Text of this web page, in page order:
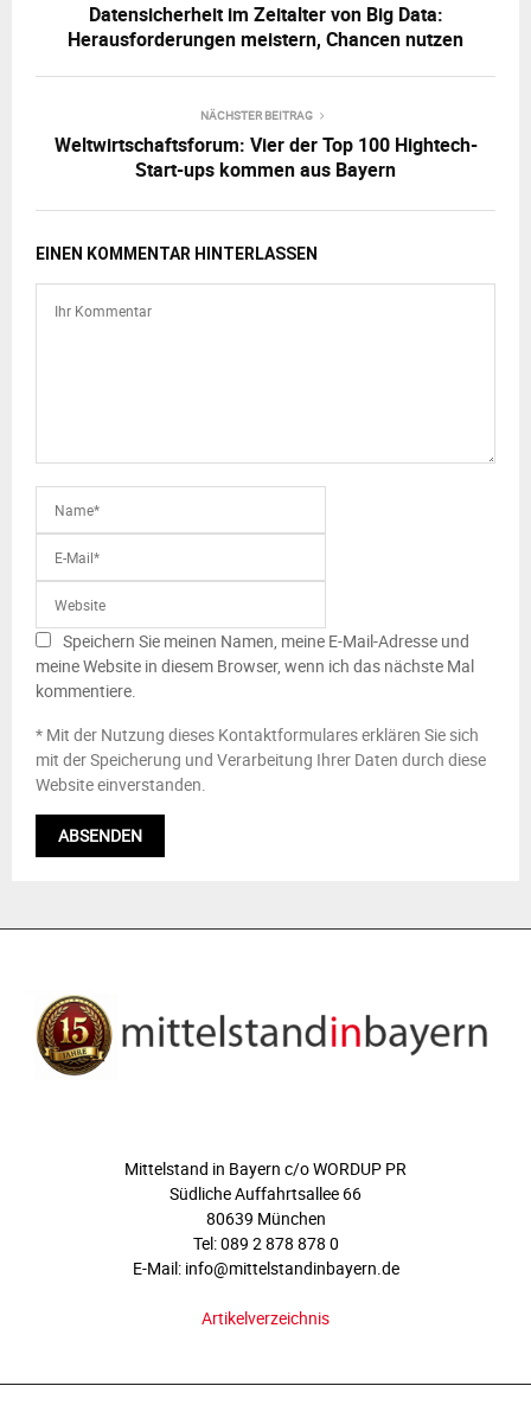
Datensicherheit im Zeitalter von Big Data:
Herausforderungen meistern, Chancen nutzen
NÄCHSTER BEITRAG
Weltwirtschaftsforum: Vier der Top 100 Hightech-
Start-ups kommen aus Bayern
EINEN KOMMENTAR HINTERLASSEN
Speichern Sie meinen Namen, meine E-Mail-Adresse und
meine Website in diesem Browser, wenn ich das nächste Mal
kommentiere.
* Mit der Nutzung dieses Kontaktformulares erklären Sie sich
mit der Speicherung und Verarbeitung Ihrer Daten durch diese
Website einverstanden.
Mittelstand in Bayern c/o WORDUP PR
Südliche Auffahrtsallee 66
80639 München
Tel: 089 2 878 878 0
E-Mail: info@mittelstandinbayern.de
Artikelverzeichnis